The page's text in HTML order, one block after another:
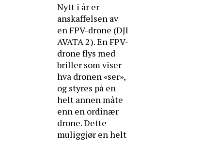
Nytt i år er
anskaffelsen av
en FPV-drone (DJI
AVATA 2). En FPV-
drone flys med
briller som viser
hva dronen «ser»,
og styres på en
helt annen måte
enn en ordinær
drone. Dette
muliggjør en helt